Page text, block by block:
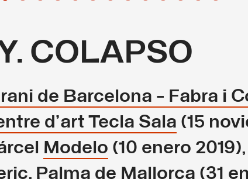
COLAPSO
de Barcelona - Fabra i
d’art Tecla Sala (15
Modelo (10 enero
, Palma de Mallorca (31